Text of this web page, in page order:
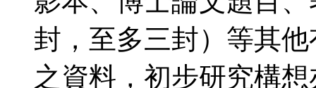
封，至多三封）等其
之資料，初步研究構